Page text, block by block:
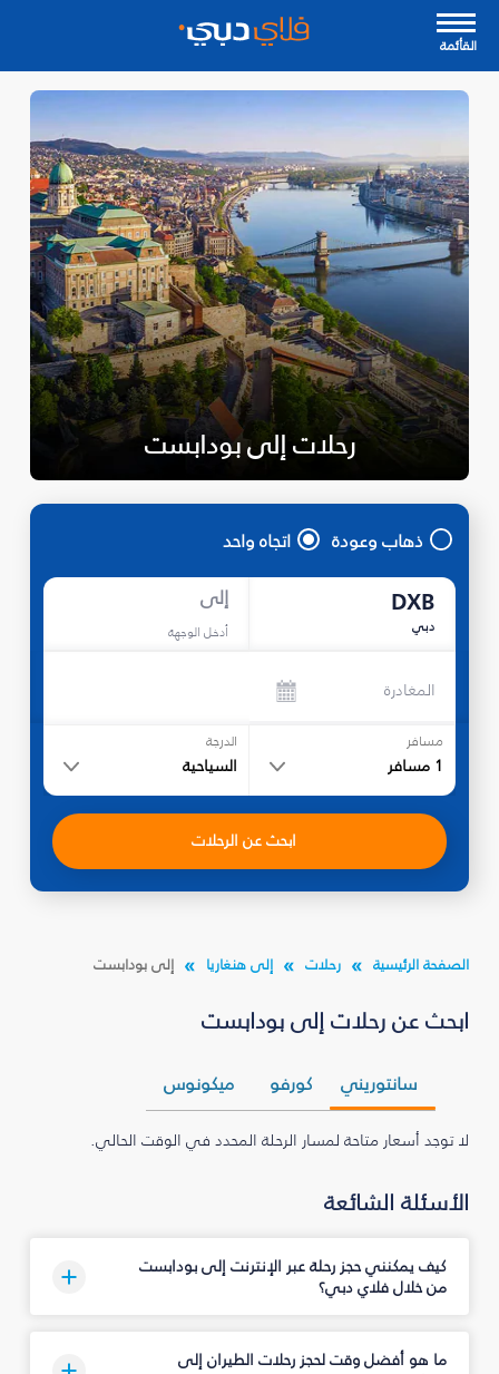
القأئمة
رحلات إلى بودابست
ذهاب وعودة اتجاه واحد
DXB
دبي
إلى
أدخل الوجهة
المغادرة
مسافر
1 مسافر
الدرجة
السياحية
ابحث عن الرحلات
الصفحة الرئيسية رحلات إلى هنغاريا إلى بودابست
ابحث عن رحلات إلى بودابست
سانتوريني كورفو ميكونوس
لا توجد أسعار متاحة لمسار الرحلة المحدد في الوقت الحالي.
الأسئلة الشائعة
كيف يمكنني حجز رحلة عبر الإنترنت إلى بودابست
من خلال فلاي دبي؟
ما هو أفضل وقت لحجز رحلات الطيران إلى